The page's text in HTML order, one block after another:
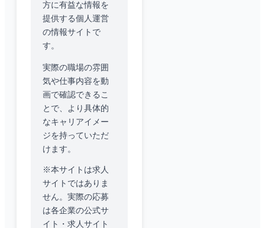
方に有益な情報を
提供する個人運営
の情報サイトで
す。
実際の職場の雰囲
気や仕事内容を動
画で確認できるこ
とで、より具体的
なキャリアイメー
ジを持っていただ
けます。
※本サイトは求人
サイトではありま
せん。実際の応募
は各企業の公式サ
イト・求人サイト